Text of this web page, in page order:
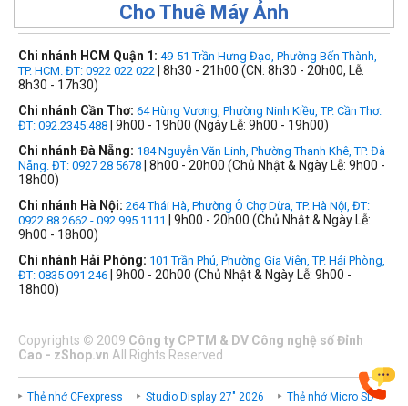
Cho Thuê Máy Ảnh
Chi nhánh HCM Quận 1: 49-51 Trần Hưng Đạo, Phường Bến Thành,
TP. HCM. ĐT: 0922 022 022 | 8h30 - 21h00 (CN: 8h30 - 20h00, Lễ:
8h30 - 17h30)
Chi nhánh Cần Thơ: 64 Hùng Vương, Phường Ninh Kiều, TP. Cần Thơ.
ĐT: 092.2345.488 | 9h00 - 19h00 (Ngày Lễ: 9h00 - 19h00)
Chi nhánh Đà Nẵng: 184 Nguyễn Văn Linh, Phường Thanh Khê, TP. Đà
Nẵng. ĐT: 0927 28 5678 | 8h00 - 20h00 (Chủ Nhật & Ngày Lễ: 9h00 -
18h00)
Chi nhánh Hà Nội: 264 Thái Hà, Phường Ô Chợ Dừa, TP. Hà Nội, ĐT:
0922 88 2662 - 092.995.1111
| 9h00 - 20h00 (Chủ Nhật & Ngày Lễ:
9h00 - 18h00)
Chi nhánh Hải Phòng: 101 Trần Phú, Phường Gia Viên, TP. Hải Phòng,
ĐT: 0835 091 246 | 9h00 - 20h00 (Chủ Nhật & Ngày Lễ: 9h00 -
18h00)
Copyrights © 2009 Công ty CPTM & DV Công nghệ số Đỉnh
Cao - zShop.vn All Rights Reserved
Thẻ nhớ CFexpress Studio Display 27" 2026 Thẻ nhớ Micro SD